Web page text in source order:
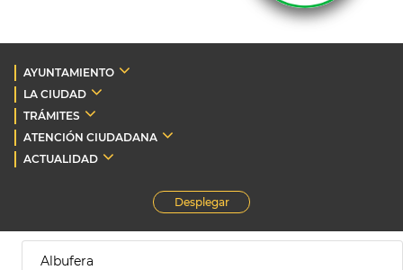
AYUNTAMIENTO
LA CIUDAD
TRÁMITES
ATENCIÓN CIUDADANA
ACTUALIDAD
Desplegar
Albufera